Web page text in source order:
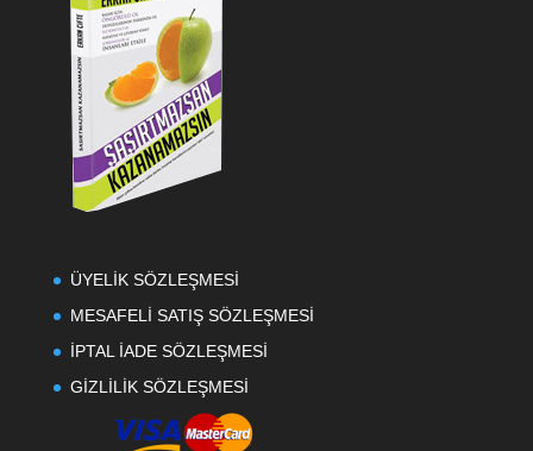
ÜYELİK SÖZLEŞMESİ
MESAFELİ SATIŞ SÖZLEŞMESİ
İPTAL İADE SÖZLEŞMESİ
GİZLİLİK SÖZLEŞMESİ